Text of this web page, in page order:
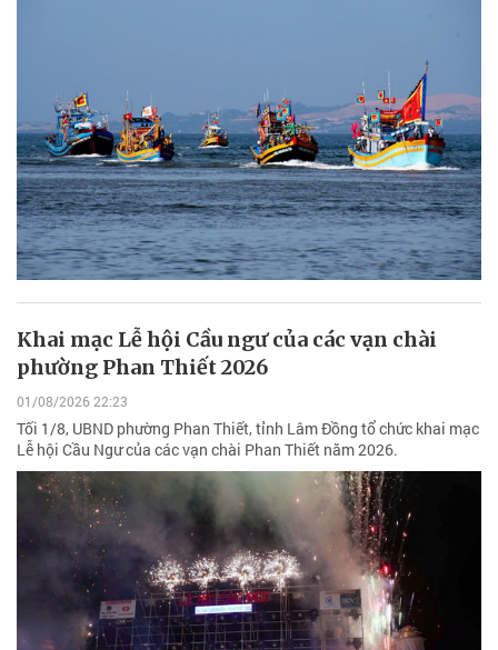
Khai mạc Lễ hội Cầu ngư của các vạn chài
phường Phan Thiết 2026
01/08/2026 22:23
Tối 1/8, UBND phường Phan Thiết, tỉnh Lâm Đồng tổ chức khai mạc
Lễ hội Cầu Ngư của các vạn chài Phan Thiết năm 2026.